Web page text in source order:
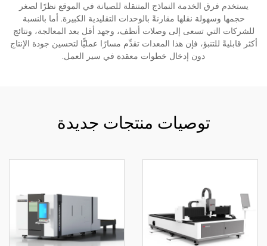
يستخدم فرق الخدمة النماذج المتنقلة للصيانة في الموقع نظرًا لصغر
حجمها وسهولة نقلها مقارنةً بالوحدات التقليدية الكبيرة. أما بالنسبة
للشركات التي تسعى إلى وصلات أنظف، وجهد أقل بعد المعالجة، ونتائج
أكثر قابليةً للتنبؤ، فإن هذا المعدات تقدِّم مسارًا عمليًّا لتحسين جودة الإنتاج
دون إدخال خطوات معقدة في سير العمل.
توصيات منتجات جديدة